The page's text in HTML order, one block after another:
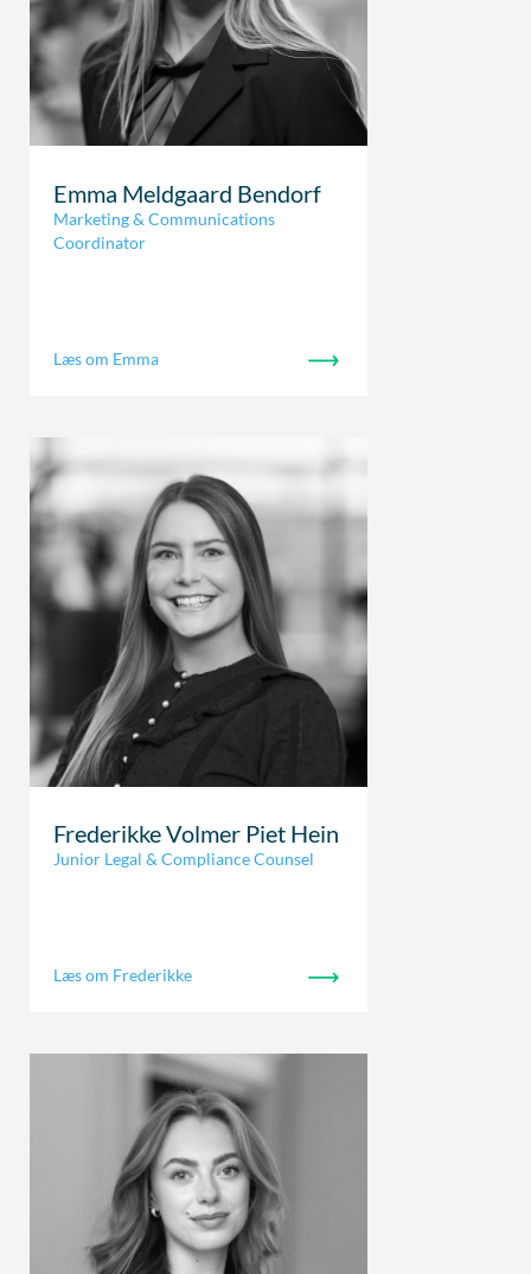
Emma Meldgaard Bendorf
Marketing & Communications
Coordinator
Læs om Emma
Frederikke Volmer Piet Hein
Junior Legal & Compliance Counsel
Læs om Frederikke